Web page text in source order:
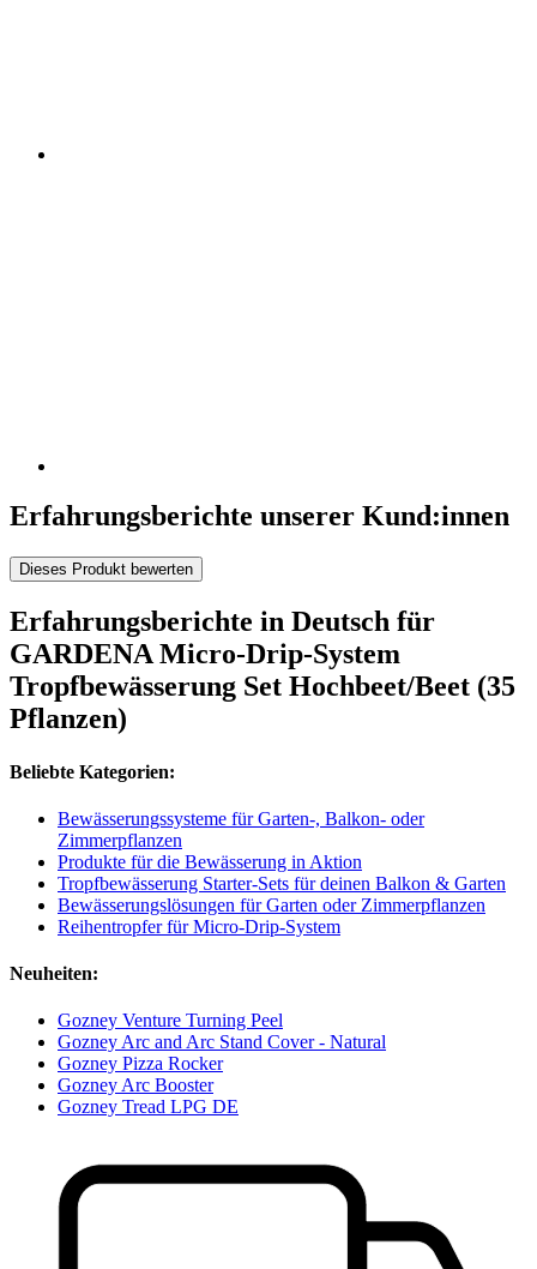
Erfahrungsberichte unserer Kund:innen
Dieses Produkt bewerten
Erfahrungsberichte in Deutsch für
GARDENA Micro-Drip-System
Tropfbewässerung Set Hochbeet/Beet (35
Pflanzen)
Beliebte Kategorien:
Bewässerungssysteme für Garten-, Balkon- oder
Zimmerpflanzen
Produkte für die Bewässerung in Aktion
Tropfbewässerung Starter-Sets für deinen Balkon & Garten
Bewässerungslösungen für Garten oder Zimmerpflanzen
Reihentropfer für Micro-Drip-System
Neuheiten:
Gozney Venture Turning Peel
Gozney Arc and Arc Stand Cover - Natural
Gozney Pizza Rocker
Gozney Arc Booster
Gozney Tread LPG DE